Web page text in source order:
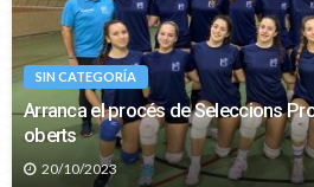
SIN CATEGORÍA
Arranca el procés de Seleccions
oberts
20/10/2023